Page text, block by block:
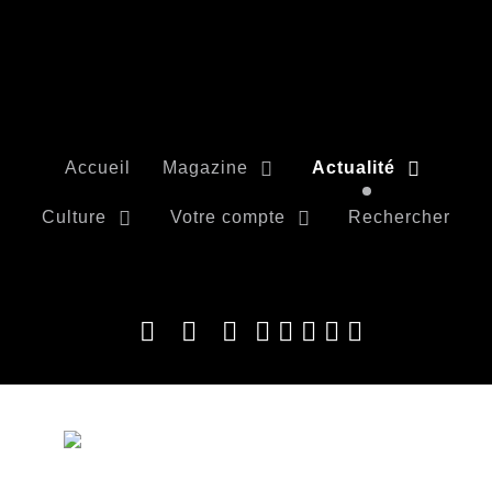
Accueil Magazine Actualité
Culture Votre compte Rechercher